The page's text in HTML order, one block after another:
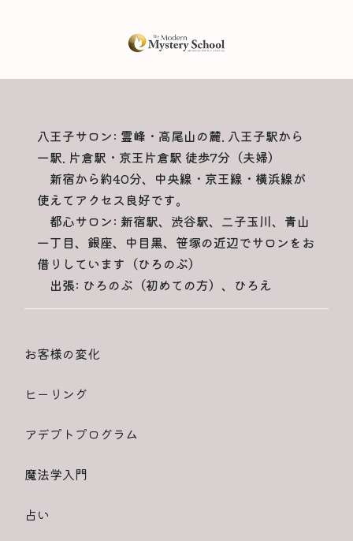
八王子サロン: 霊峰・高尾山の麓. 八王子駅から
一駅. 片倉駅・京王片倉駅 徒歩7分（夫婦）
新宿から約40分、中央線・京王線・横浜線が
使えてアクセス良好です。
都心サロン: 新宿駅、渋谷駅、二子玉川、青山
一丁目、銀座、中目黒、笹塚の近辺でサロンをお
借りしています（ひろのぶ）
出張: ひろのぶ（初めての方）、ひろえ
お客様の変化
ヒーリング
アデプトプログラム
魔法学入門
占い